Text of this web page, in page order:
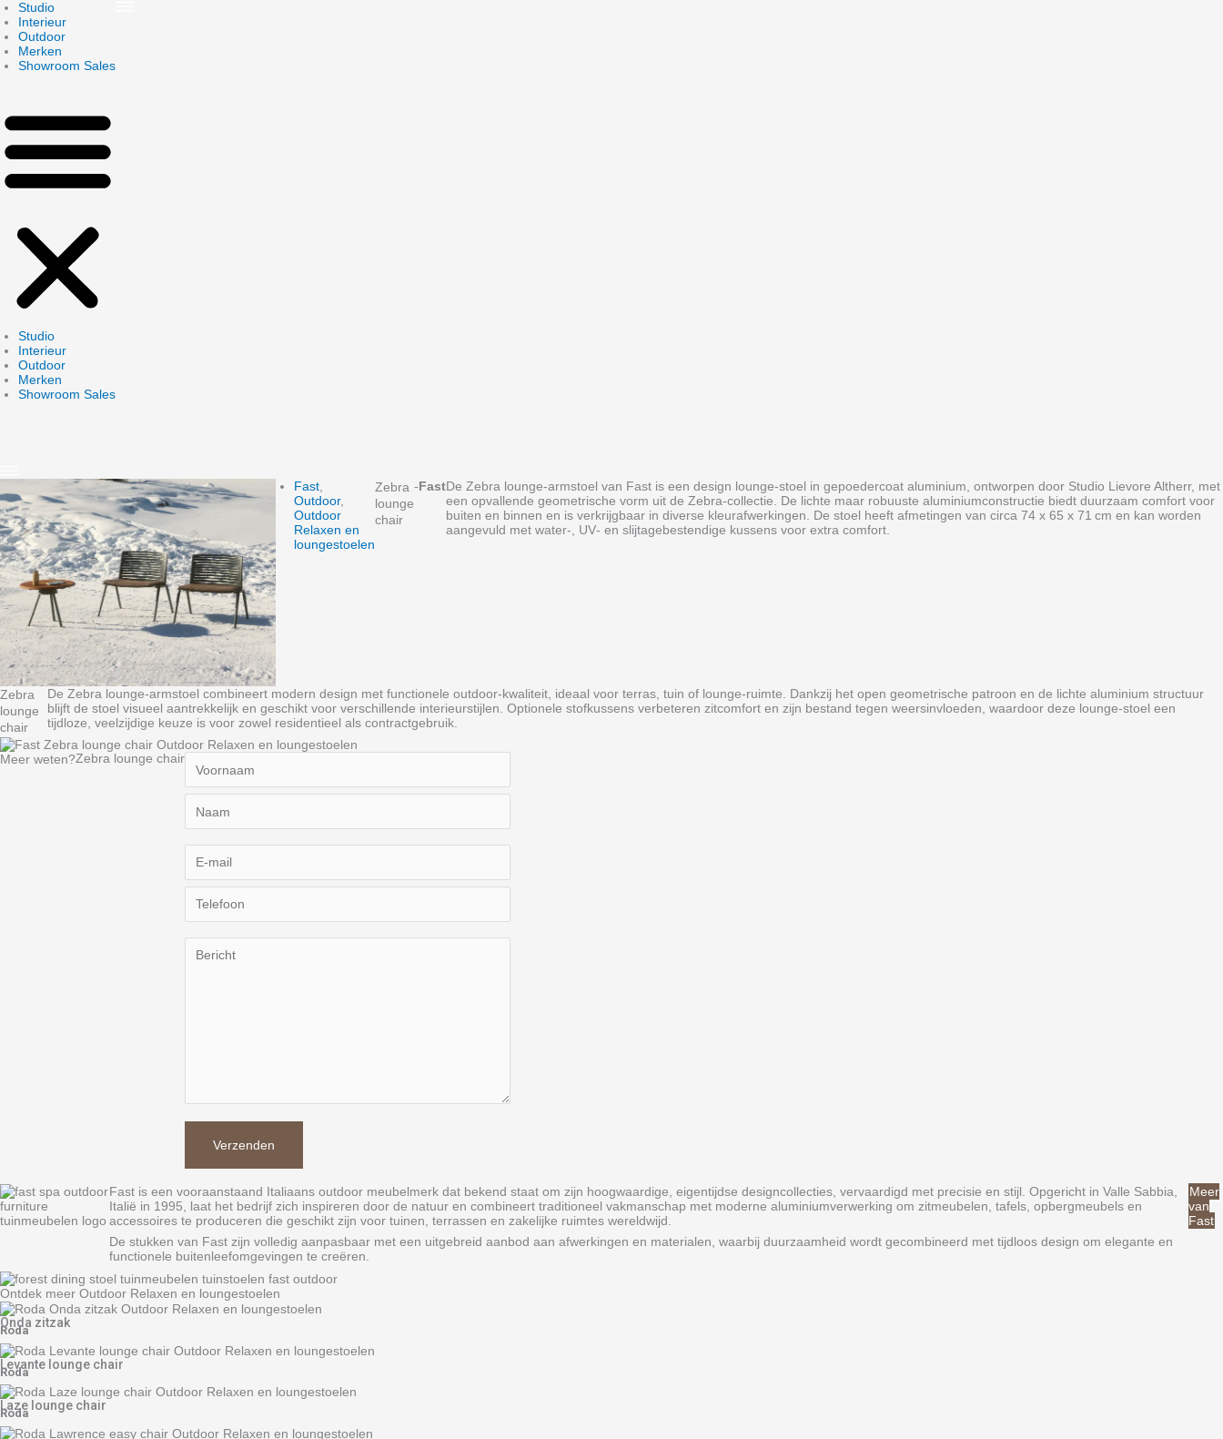
Skip
to
content
Studio
Interieur
Outdoor
Merken
Showroom Sales
Studio
Interieur
Outdoor
Merken
Showroom Sales
Fast
Outdoor,
Outdoor
Relaxen en
loungestoelen
Zebra
lounge
chair
-FastDe Zebra lounge‑armstoel van Fast is een design lounge‑stoel in gepoedercoat aluminium, ontworpen door Studio Lievore Altherr, met
een opvallende geometrische vorm uit de Zebra‑collectie. De lichte maar robuuste aluminiumconstructie biedt duurzaam comfort voor
buiten en binnen en is verkrijgbaar in diverse kleurafwerkingen. De stoel heeft afmetingen van circa 74 x 65 x 71 cm en kan worden
aangevuld met water‑, UV‑ en slijtagebestendige kussens voor extra comfort.
Zebra
lounge
chair
De Zebra lounge‑armstoel combineert modern design met functionele outdoor‑kwaliteit, ideaal voor terras, tuin of lounge‑ruimte. Dankzij het open geometrische patroon en de lichte aluminium structuur
blijft de stoel visueel aantrekkelijk en geschikt voor verschillende interieurstijlen. Optionele stofkussens verbeteren zitcomfort en zijn bestand tegen weersinvloeden, waardoor deze lounge‑stoel een
tijdloze, veelzijdige keuze is voor zowel residentieel als contractgebruik.
Meer weten?Zebra lounge chair
Fast is een vooraanstaand Italiaans outdoor meubelmerk dat bekend staat om zijn hoogwaardige, eigentijdse designcollecties, vervaardigd met precisie en stijl. Opgericht in Valle Sabbia,
Italië in 1995, laat het bedrijf zich inspireren door de natuur en combineert traditioneel vakmanschap met moderne aluminiumverwerking om zitmeubelen, tafels, opbergmeubels en
accessoires te produceren die geschikt zijn voor tuinen, terrassen en zakelijke ruimtes wereldwijd.
De stukken van Fast zijn volledig aanpasbaar met een uitgebreid aanbod aan afwerkingen en materialen, waarbij duurzaamheid wordt gecombineerd met tijdloos design om elegante en
functionele buitenleefomgevingen te creëren.
Meer
van
Fast
Ontdek meer Outdoor Relaxen en loungestoelen
Onda zitzak
Roda
Levante lounge chair
Roda
Laze lounge chair
Roda